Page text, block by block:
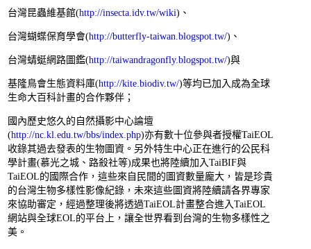
台灣昆蟲維基館(http://insecta.idv.tw/wiki)、
台灣蝴蝶保育學會(http://butterfly-taiwan.blogspot.tw/)、
台灣蜻蜓網路圖鑑(http://taiwandragonfly.blogspot.tw/)與
基隆鳥會生態資料庫(http://kite.biodiv.tw/)等均已加入成為全球
生命大百科計畫的合作夥伴；
國內歷史悠久的自然攝影中心論壇
(http://nc.kl.edu.tw/bbs/index.php)亦有數十位參與者授權TaiEOL
收錄其過去發表的生物圖資。另外特生中心正在進行的公民科
學計畫(慕光之城、路殺社等)成果也將陸續加入TaiBIF與
TaiEOL的國際合作，這些來自民間的圖資數量龐大，皆是珍貴
的台灣生物多樣性影像紀錄，未來這些圖資將陸續請各界專家
來協助審定，經過整理後將透過TaiEOL計畫整合進入TaiEOL
網站與全球EOL的平台上，讓全世界看到台灣的生物多樣性之
美。